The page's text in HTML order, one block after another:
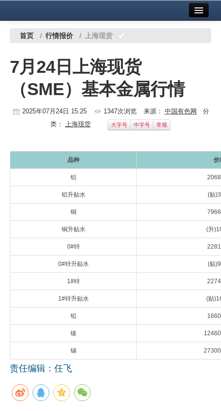
中国有色金属报社主办 广告服务
铜镍铅锌
铝
稀有稀土
科技
《资源再生》杂志
首页 / 行情报价 / 上海现货
7月24日上海现货
（SME）基本金属行情
2025年07月24日 15:25 1347次浏览 来源： 中国有色网 分
类： 上海现货 大字号 中字号 常规
品种 价
铝
铝升贴水 (贴
铜
铜升贴水 (升
0#锌
0#锌升贴水 (贴
1#锌
1#锌升贴水 (贴
铅
镍
锡
责任编辑：任飞